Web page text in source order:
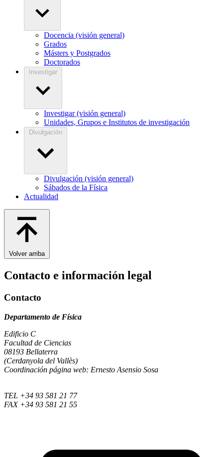
Docencia (visión general)
Grados
Másters y Postgrados
Doctorados
Investigar
Investigar (visión general)
Unidades, Grupos e Institutos de investigación
Divulgación
Divulgación (visión general)
Sábados de la Física
Actualidad
Volver arriba
Contacto e información legal
Contacto
Departamento de Física
Edificio C
Facultad de Ciencias
08193 Bellaterra
(Cerdanyola del Vallès)
Coordinación página web: Ernesto Asensio Sosa
TEL +34 93 581 21 77
FAX +34 93 581 21 55